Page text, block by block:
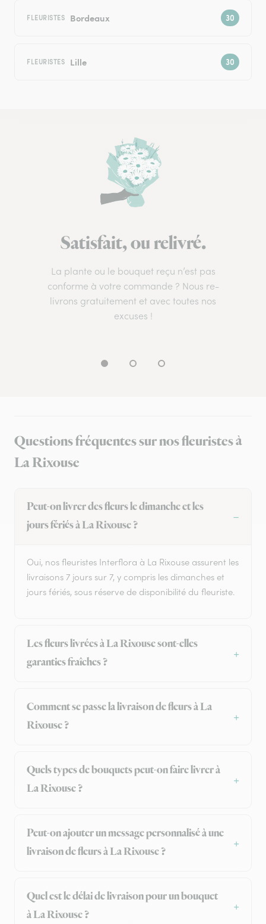
FLEURISTES Bordeaux
FLEURISTES Lille
Satisfait, ou relivré.
La plante ou le bouquet reçu n’est pas
conforme à votre commande ? Nous re-
livrons gratuitement et avec toutes nos
excuses !
Questions fréquentes sur nos fleuristes à
La Rixouse
Peut-on livrer des fleurs le dimanche et les
jours fériés à La Rixouse ?
Oui, nos fleuristes Interflora à La Rixouse assurent les
livraisons 7 jours sur 7, y compris les dimanches et
jours fériés, sous réserve de disponibilité du fleuriste.
Les fleurs livrées à La Rixouse sont-elles
garanties fraîches ?
Comment se passe la livraison de fleurs à La
Rixouse ?
Quels types de bouquets peut-on faire livrer à
La Rixouse ?
Peut-on ajouter un message personnalisé à une
livraison de fleurs à La Rixouse ?
Quel est le délai de livraison pour un bouquet
à La Rixouse ?